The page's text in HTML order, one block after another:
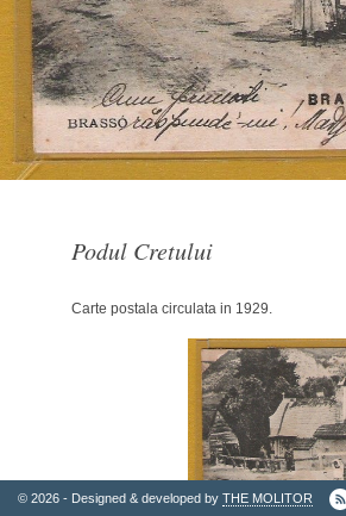
2. Finantatori
Ordinul
© 2026 - Designed & developed by THE MOLITOR
Podul Cretului
Carte postala circulata in 1929.